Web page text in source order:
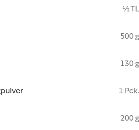
½ TL
500 g
130 g
1 Pck.
200 g